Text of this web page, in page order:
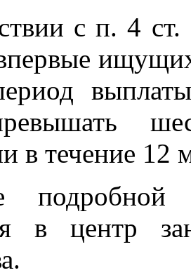
с п. 4
в течение 12
подробной
в центр